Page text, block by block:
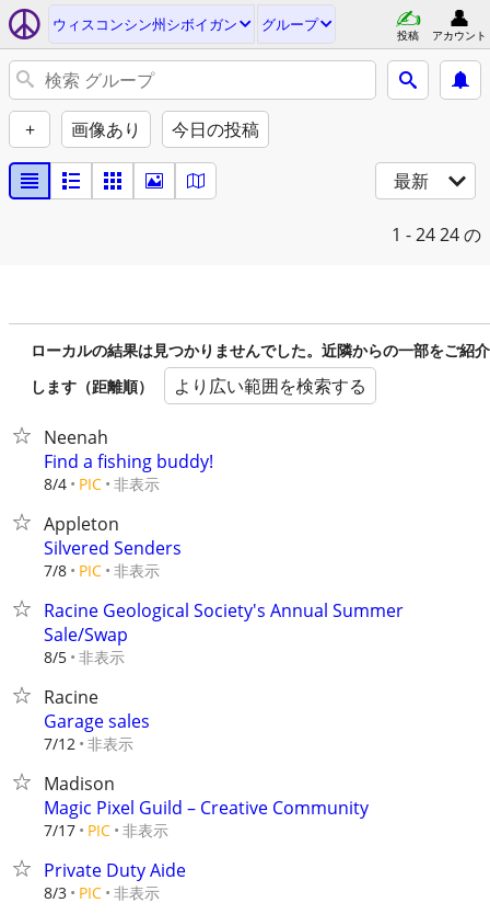
ウィスコンシン州シボイガン グループ
投稿 アカウント
+ 画像あり 今日の投稿
最新
1 - 2424 の
ローカルの結果は見つかりませんでした。近隣からの一部をご紹介
します（距離順）
より広い範囲を検索する
Neenah
Find a fishing buddy!
8/4 PIC 非表示
Appleton
Silvered Senders
7/8 PIC 非表示
Racine Geological Society's Annual Summer
Sale/Swap
8/5 非表示
Racine
Garage sales
7/12 非表示
Madison
Magic Pixel Guild – Creative Community
7/17 PIC 非表示
Private Duty Aide
8/3 PIC 非表示